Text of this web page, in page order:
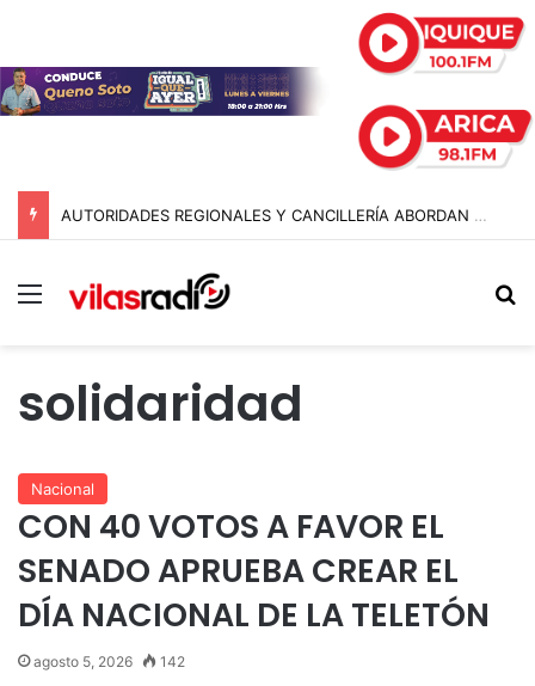
AUTORIDADES REGIONALES Y CANCILLERÍA ABORDAN SEGURIDAD TRANSNACIONAL EN EL CORREDOR BIOCEÁNICO
Menú
solidaridad
Nacional
CON 40 VOTOS A FAVOR EL
SENADO APRUEBA CREAR EL
DÍA NACIONAL DE LA TELETÓN
agosto 5, 2026 142